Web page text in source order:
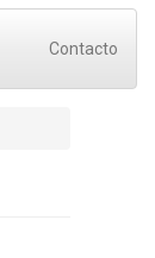
Contacto